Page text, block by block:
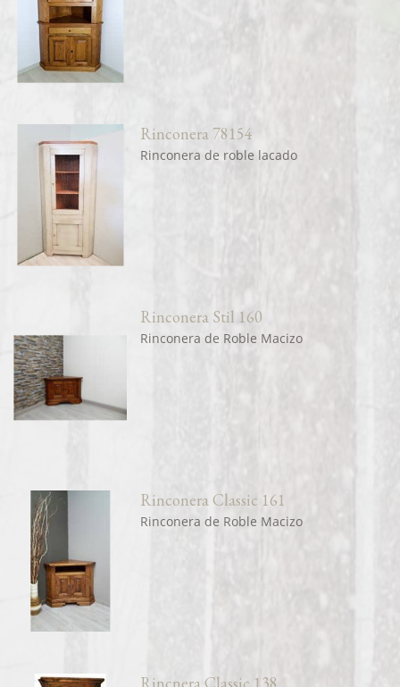
Rinconera 78154
Rinconera de roble lacado
Rinconera Stil 160
Rinconera de Roble Macizo
Rinconera Classic 161
Rinconera de Roble Macizo
Rincnera Classic 138